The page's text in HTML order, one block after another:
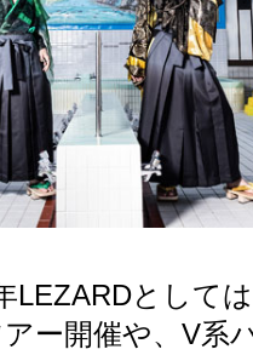
LEZARDとして
ー開催や、 V系